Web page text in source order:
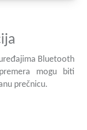
Bluetooth
mogu biti
prečnicu.